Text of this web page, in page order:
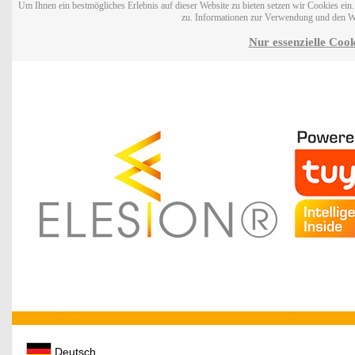
Um Ihnen ein bestmögliches Erlebnis auf dieser Website zu bieten setzen wir Cookies
zu. Informationen zur Verwendung und den
Nur essenzielle
Deutsch